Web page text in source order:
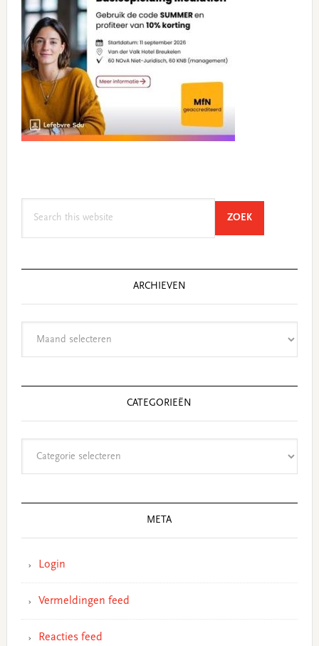
ZOEKSEARCH
ARCHIEVEN
CATEGORIEËN
META
Login
Vermeldingen feed
Reacties feed